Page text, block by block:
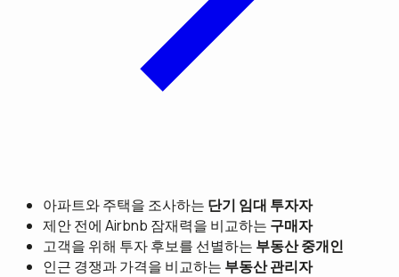
아파트와 주택을 조사하는 단기 임대 투자자
제안 전에 Airbnb 잠재력을 비교하는 구매자
고객을 위해 투자 후보를 선별하는 부동산 중개인
인근 경쟁과 가격을 비교하는 부동산 관리자